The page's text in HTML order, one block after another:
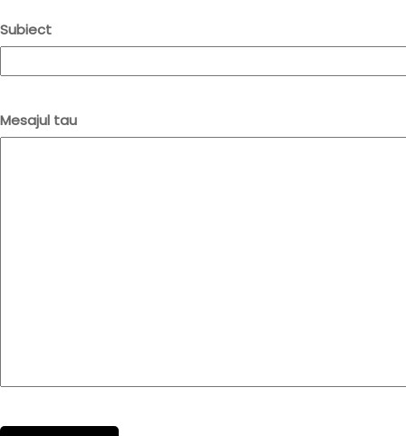
Subiect
Mesajul tau